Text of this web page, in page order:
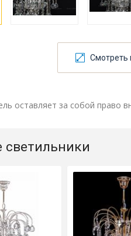
Смотреть
оставляет за собой право
светильники